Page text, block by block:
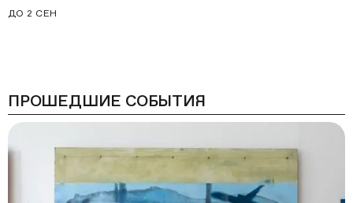
ДО 2 СЕН
ПРОШЕДШИЕ СОБЫТИЯ